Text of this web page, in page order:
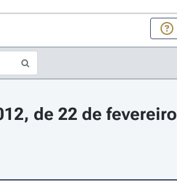
de 22 de fevereiro